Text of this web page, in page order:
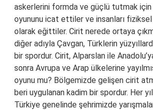
askerlerini formda ve güçlü tutmak
oyununu icat ettiler ve insanları
olarak eğittiler. Cirit nerede ortaya
diğer adıyla Çavgan, Türklerin
bir spordur. Cirit, Alparslan ile
sonra Avrupa ve Arap ülkelerine
oyunu mu? Bölgemizde gelişen cirit
beri uygulanan kadim bir spordur. Her
Türkiye genelinde şehrimizde